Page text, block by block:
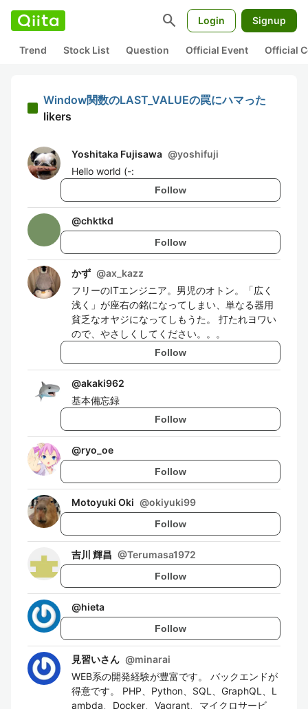
search Login Signup
Trend Stock List Question Official Event Official
Window関数のLAST_VALUEの罠にハマった
likers
Yoshitaka Fujisawa @yoshifuji
Hello world (-:
Follow
@chktkd
Follow
かず @ax_kazz
フリーのITエンジニア。男児のオトン。「広く
浅く」が座右の銘になってしまい、単なる器用
貧乏なオヤジになってしもうた。 打たれヨワい
ので、やさしくしてください。。。
Follow
@akaki962
基本備忘録
Follow
@ryo_oe
Follow
Motoyuki Oki @okiyuki99
Follow
吉川 輝昌 @Terumasa1972
Follow
@hieta
Follow
見習いさん @minarai
WEB系の開発経験が豊富です。 バックエンドが
得意です。 PHP、Python、SQL、GraphQL、L
ambda、Docker、Vagrant、マイクロサービ